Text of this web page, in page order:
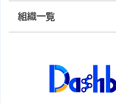
組織一覧
せん
クセス可能ですAPI(see